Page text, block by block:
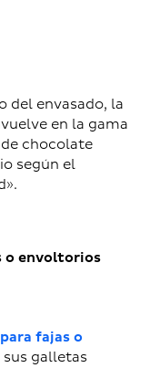
del envasado, la
en la gama
chocolate
según el
o envoltorios
fajas o
galletas